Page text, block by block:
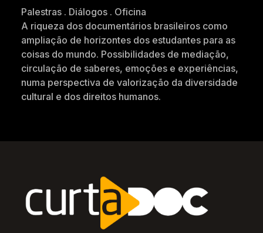
Palestras . Diálogos . Oficina
A riqueza dos documentários brasileiros como
ampliação de horizontes dos estudantes para as
coisas do mundo. Possibilidades de mediação,
circulação de saberes, emoções e experiências,
numa perspectiva de valorização da diversidade
cultural e dos direitos humanos.